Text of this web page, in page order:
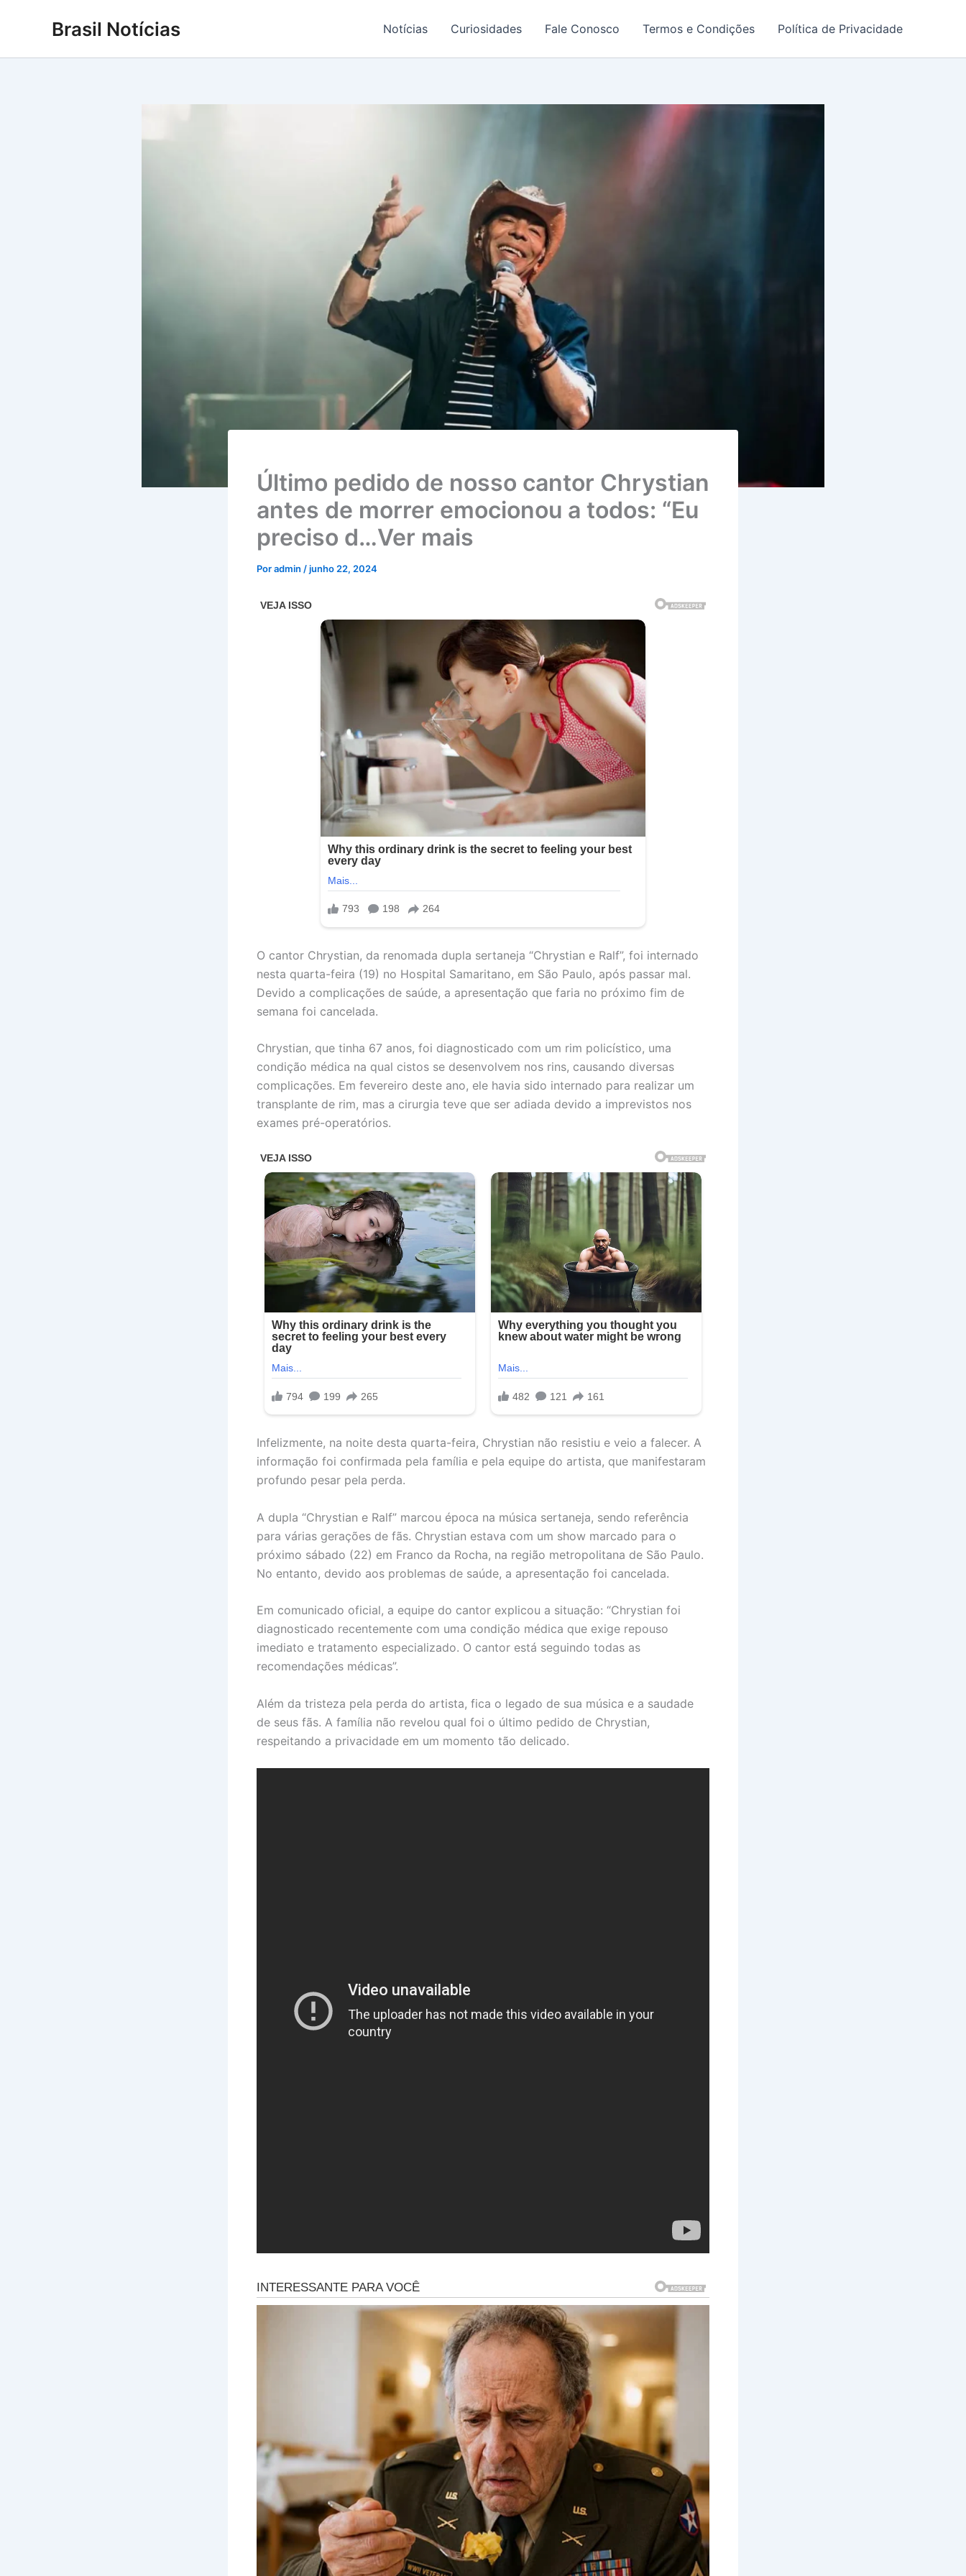
Brasil Notícias Notícias Curiosidades Fale Conosco Termos e Condições Política de Privacidade
Último pedido de nosso cantor Chrystian
antes de morrer emocionou a todos: “Eu
preciso d…Ver mais
Poradmin /junho 22, 2024
O cantor Chrystian, da renomada dupla sertaneja “Chrystian e Ralf”, foi internado
nesta quarta-feira (19) no Hospital Samaritano, em São Paulo, após passar mal.
Devido a complicações de saúde, a apresentação que faria no próximo fim de
semana foi cancelada.
Chrystian, que tinha 67 anos, foi diagnosticado com um rim policístico, uma
condição médica na qual cistos se desenvolvem nos rins, causando diversas
complicações. Em fevereiro deste ano, ele havia sido internado para realizar um
transplante de rim, mas a cirurgia teve que ser adiada devido a imprevistos nos
exames pré-operatórios.
Infelizmente, na noite desta quarta-feira, Chrystian não resistiu e veio a falecer. A
informação foi confirmada pela família e pela equipe do artista, que manifestaram
profundo pesar pela perda.
A dupla “Chrystian e Ralf” marcou época na música sertaneja, sendo referência
para várias gerações de fãs. Chrystian estava com um show marcado para o
próximo sábado (22) em Franco da Rocha, na região metropolitana de São Paulo.
No entanto, devido aos problemas de saúde, a apresentação foi cancelada.
Em comunicado oficial, a equipe do cantor explicou a situação: “Chrystian foi
diagnosticado recentemente com uma condição médica que exige repouso
imediato e tratamento especializado. O cantor está seguindo todas as
recomendações médicas”.
Além da tristeza pela perda do artista, fica o legado de sua música e a saudade
de seus fãs. A família não revelou qual foi o último pedido de Chrystian,
respeitando a privacidade em um momento tão delicado.